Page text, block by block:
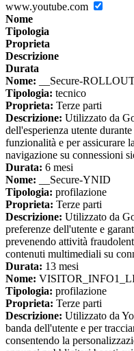
www.youtube.com
Nome
Tipologia
Proprieta
Descrizione
Durata
Nome: __Secure-
Tipologia: tecnico
Proprieta: Terze parti
Descrizione: Utilizzato da
dell'esperienza utente
funzionalità e per assicurare
navigazione su connessioni
Durata: 6 mesi
Nome: __Secure-YNID
Tipologia: profilazione
Proprieta: Terze parti
Descrizione: Utilizzato da
preferenze dell'utente e
prevenendo attività
contenuti multimediali su
Durata: 13 mesi
Nome:
Tipologia: profilazione
Proprieta: Terze parti
Descrizione: Utilizzato da
banda dell'utente e per
consentendo la